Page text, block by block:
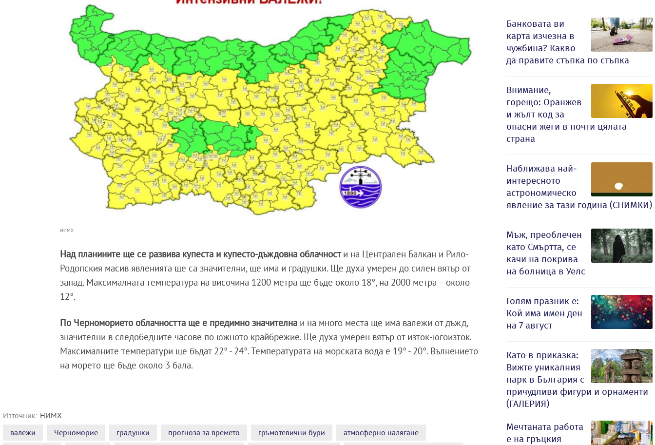
НИМХ
Над планините ще се развива купеста и купесто-дъждовна облачности на Централен Балкан и Рило-
Родопския масив явленията ще са значителни, ще има и градушки. Ще духа умерен до силен вятър от
запад. Максималната температура на височина 1200 метра ще бъде около 18°, на 2000 метра – около
12°.
По Черноморието облачността ще е предимно значителна и на много места ще има валежи от дъжд,
значителни в следобедните часове по южното крайбрежие. Ще духа умерен вятър от изток-югоизток.
Максималните температури ще бъдат 22° - 24°. Температурата на морската вода е 19° - 20°. Вълнението
на морето ще бъде около 3 бала.
Източник: НИМХ
валежи
Черноморие градушки прогноза за времето гръмотевични бури
атмосферно налягане
Банковата ви
карта изчезна в
чужбина? Какво
да правите стъпка по стъпка
Внимание,
горещо: Оранжев
и жълт код за
опасни жеги в почти цялата
страна
Наближава най-
интересното
астрономическо
явление за тази година (СНИМКИ)
Мъж, преоблечен
като Смъртта, се
качи на покрива
на болница в Уелс
Голям празник е:
Кой има имен ден
на 7 август
Като в приказка:
Вижте уникалния
парк в България с
причудливи фигури и орнаменти
(ГАЛЕРИЯ)
Мечтаната работа
е на гръцкия